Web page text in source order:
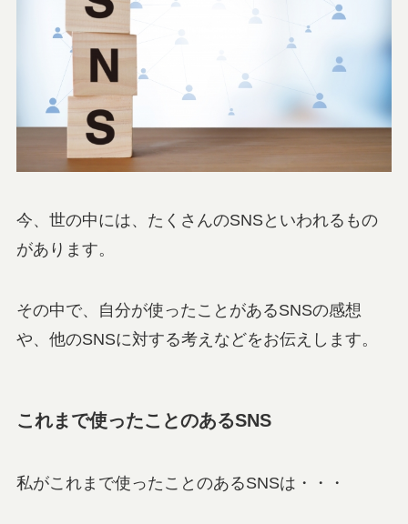
今、世の中には、たくさんのSNSといわれるもの
があります。
その中で、自分が使ったことがあるSNSの感想
や、他のSNSに対する考えなどをお伝えします。
これまで使ったことのあるSNS
私がこれまで使ったことのあるSNSは・・・